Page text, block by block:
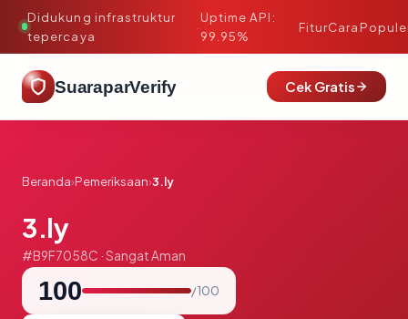
Didukung infrastruktur
tepercaya
·
Uptime API:
99.95%
FiturCara
SuaraparVerify Cek Gratis
Beranda›Pemeriksaan›3.ly
3.ly
#B9F7058C · Sangat Aman
100 / 100